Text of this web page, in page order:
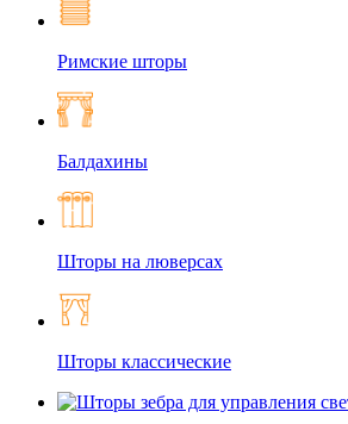
Римские шторы
Балдахины
Шторы на люверсах
Шторы классические